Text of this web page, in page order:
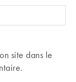
site dans le